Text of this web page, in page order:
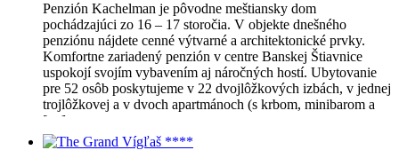
Penzión Kachelman je pôvodne meštiansky dom
pochádzajúci zo 16 – 17 storočia. V objekte dnešného
penziónu nájdete cenné výtvarné a architektonické prvky.
Komfortne zariadený penzión v centre Banskej Štiavnice
uspokojí svojím vybavením aj náročných hostí. Ubytovanie
pre 52 osôb poskytujeme v 22 dvojlôžkových izbách, v jednej
trojlôžkovej a v dvoch apartmánoch (s krbom, minibarom a
[…]